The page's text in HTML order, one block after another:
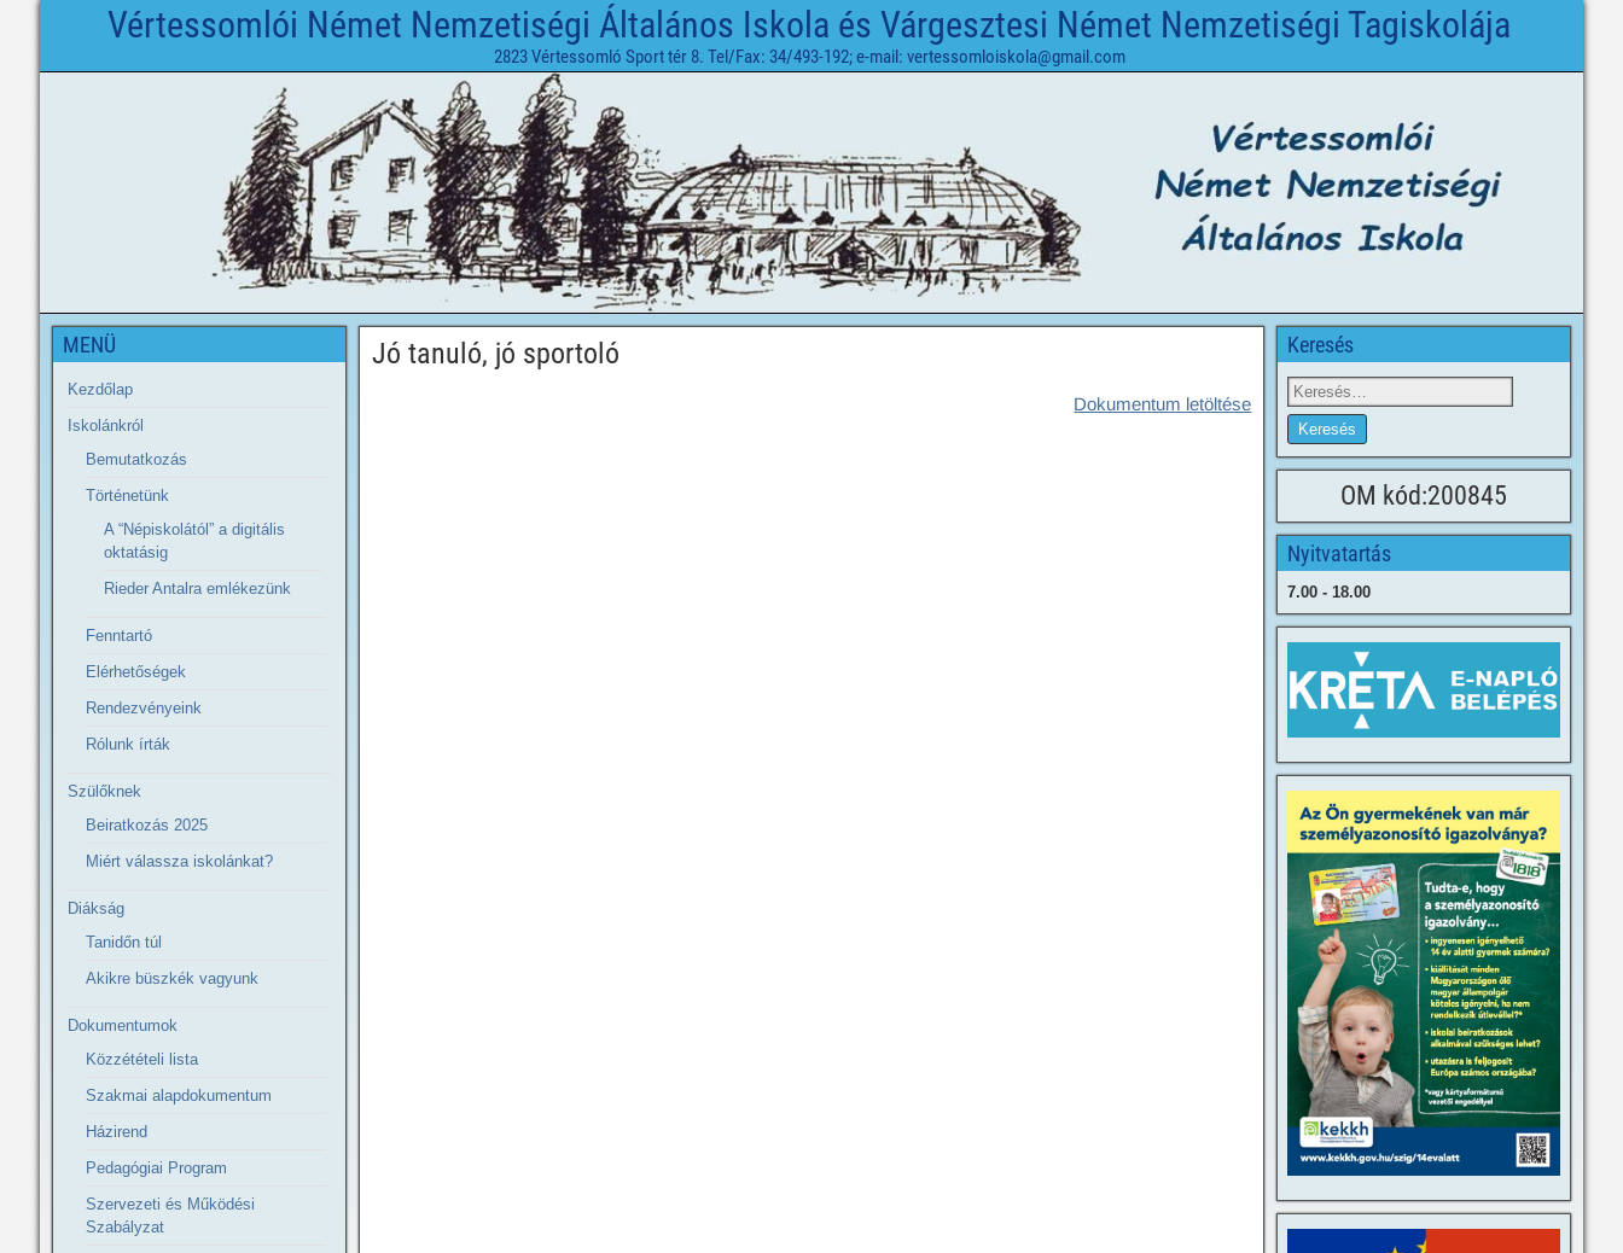
Vértessomlói Német Nemzetiségi Általános Iskola és Várgesztesi Német Nemzetiségi Tagiskolája
2823 Vértessomló Sport tér 8. Tel/Fax: 34/493-192; e-mail: vertessomloiskola@gmail.com
Jó tanuló, jó sportoló
Dokumentum letöltése
MENÜ
Kezdőlap
Iskolánkról
Bemutatkozás
Történetünk
A “Népiskolától” a digitális
oktatásig
Rieder Antalra emlékezünk
Fenntartó
Elérhetőségek
Rendezvényeink
Rólunk írták
Szülőknek
Beiratkozás 2025
Miért válassza iskolánkat?
Diákság
Tanidőn túl
Akikre büszkék vagyunk
Dokumentumok
Közzétételi lista
Szakmai alapdokumentum
Házirend
Pedagógiai Program
Szervezeti és Működési
Szabályzat
Keresés
OM kód:200845
Nyitvatartás
7.00 - 18.00